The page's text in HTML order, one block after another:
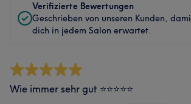
Verifizierte Bewertungen
Geschrieben von unseren Kunden,
dich in jedem Salon erwartet.
Wie immer sehr gut ⭐️⭐️⭐️⭐️⭐️